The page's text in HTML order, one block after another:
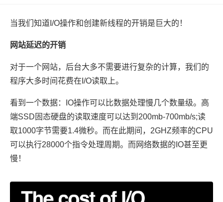
当我们知道I/O操作和创建新线程的开销是巨大的！
网站延迟的开销
对于一个网站，后台大多不需要进行复杂的计算，我们的
程序大多时间花费在I/O读取上。
看到一个数据：IO操作可以比数据处理慢几个数量级。高
端SSD固态硬盘的读取速度可以达到200mb-700mb/s;读
取1000字节需要1.4微秒。而在此期间，2GHZ频率的CPU
可以执行28000个指令处理周期。而网络数据的IO甚至更
慢！